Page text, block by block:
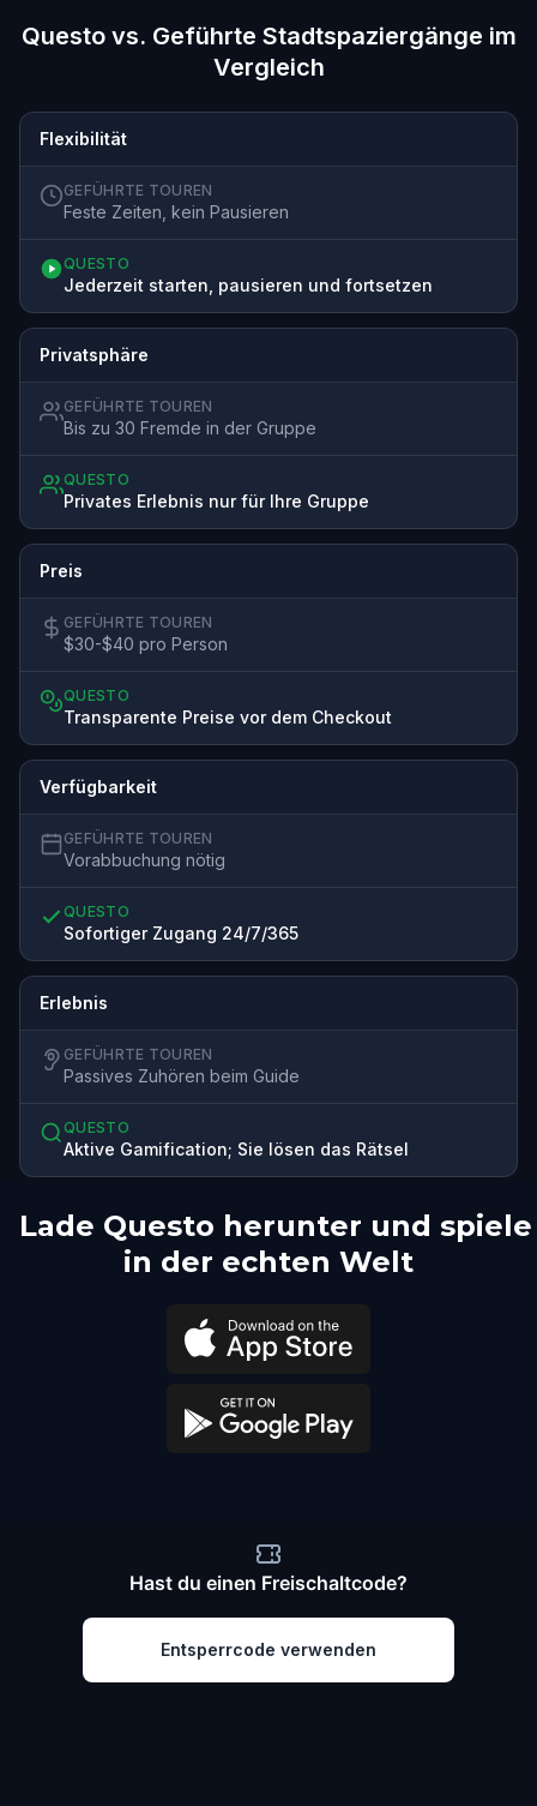
Questo vs. Geführte Stadtspaziergänge im
Vergleich
Flexibilität
GEFÜHRTE TOUREN
Feste Zeiten, kein Pausieren
QUESTO
Jederzeit starten, pausieren und fortsetzen
Privatsphäre
GEFÜHRTE TOUREN
Bis zu 30 Fremde in der Gruppe
QUESTO
Privates Erlebnis nur für Ihre Gruppe
Preis
GEFÜHRTE TOUREN
$30-$40 pro Person
QUESTO
Transparente Preise vor dem Checkout
Verfügbarkeit
GEFÜHRTE TOUREN
Vorabbuchung nötig
QUESTO
Sofortiger Zugang 24/7/365
Erlebnis
GEFÜHRTE TOUREN
Passives Zuhören beim Guide
QUESTO
Aktive Gamification; Sie lösen das Rätsel
Lade Questo herunter und spiele
in der echten Welt
Hast du einen Freischaltcode?
Entsperrcode verwenden